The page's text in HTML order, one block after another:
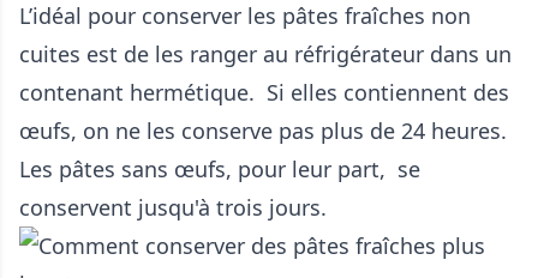
L’idéal pour conserver les pâtes fraîches non
cuites est de les ranger au réfrigérateur dans un
contenant hermétique. Si elles contiennent des
œufs, on ne les conserve pas plus de 24 heures.
Les pâtes sans œufs, pour leur part, se
conservent jusqu'à trois jours.